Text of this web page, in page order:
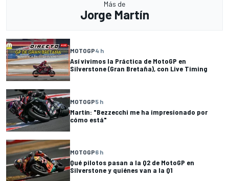
Más de
Jorge Martín
MOTOGP4 h
Así vivimos la Práctica de MotoGP en
Silverstone (Gran Bretaña), con Live Timing
MOTOGP5 h
Martín: "Bezzecchi me ha impresionado por
cómo está"
MOTOGP6 h
Qué pilotos pasan a la Q2 de MotoGP en
Silverstone y quiénes van a la Q1